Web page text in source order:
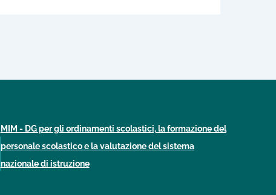
MIM - DG per gli ordinamenti scolastici, la formazione del
personale scolastico e la valutazione del sistema
nazionale di istruzione